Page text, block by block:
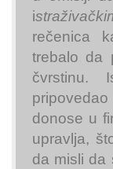
i
rečenica
trebalo da
čvrstinu.
donose u
upravlja,
da misli da